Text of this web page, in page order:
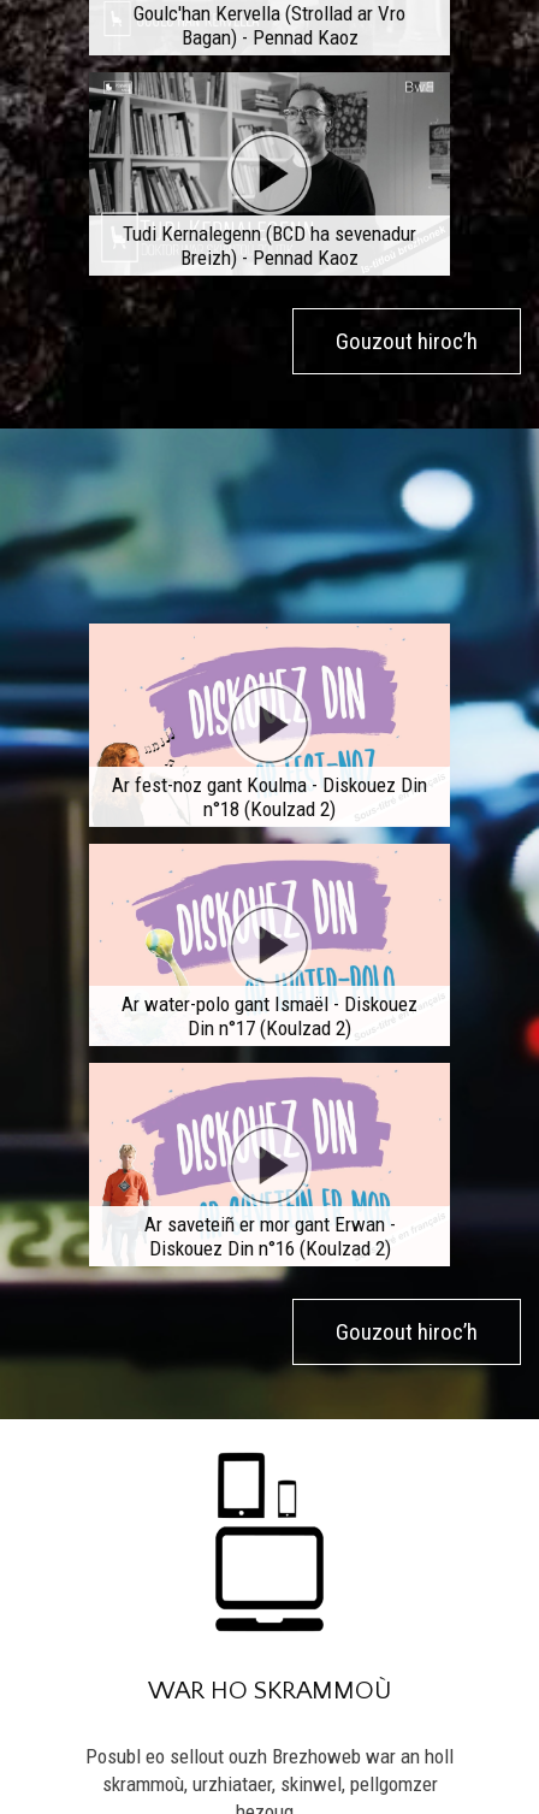
Goulc'han Kervella (Strollad ar Vro
Bagan) - Pennad Kaoz
Tudi Kernalegenn (BCD ha sevenadur
Breizh) - Pennad Kaoz
Gouzout hiroc’h
Ar fest-noz gant Koulma - Diskouez Din
n°18 (Koulzad 2)
Ar water-polo gant Ismaël - Diskouez
Din n°17 (Koulzad 2)
Ar saveteiñ er mor gant Erwan -
Diskouez Din n°16 (Koulzad 2)
Gouzout hiroc’h
WAR HO SKRAMMOÙ
Posubl eo sellout ouzh Brezhoweb war an holl
skrammoù, urzhiataer, skinwel, pellgomzer